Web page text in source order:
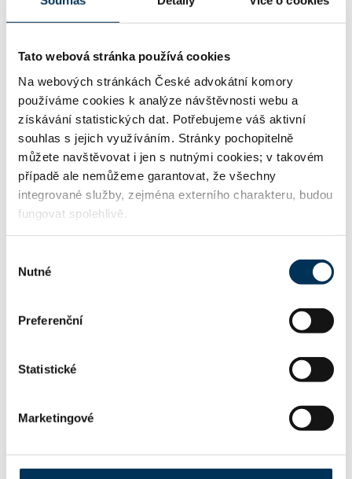
Tato webová stránka používá cookies
Na webových stránkách České advokátní komory
používáme cookies k analýze návštěvnosti webu a
získávání statistických dat. Potřebujeme váš aktivní
souhlas s jejich využíváním. Stránky pochopitelně
můžete navštěvovat i jen s nutnými cookies; v takovém
případě ale nemůžeme garantovat, že všechny
integrované služby, zejména externího charakteru, budou
fungovat spolehlivě.
souhlasu
Nutné
Preferenční
Statistické
Marketingové
Společník: Mgr. PETR MALÍŠEK
Stav: Aktivní
Společník: Mgr. ZDENĚK MANDÍK
Stav: Aktivní
Společník: Mgr. ROBIN MLYNÁŘ
Společník:
Společník: